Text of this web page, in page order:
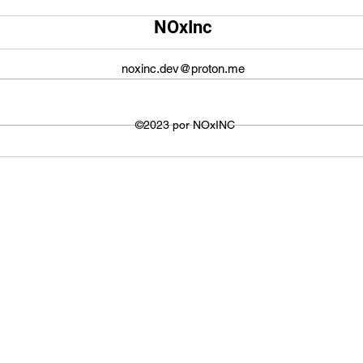
Qual é o tamanho da tela do
O tamanho da tela do YouTube
utilizada para visualizar os
O
de
NOxInc
noxinc.dev@proton.me
©2023 por NOxINC